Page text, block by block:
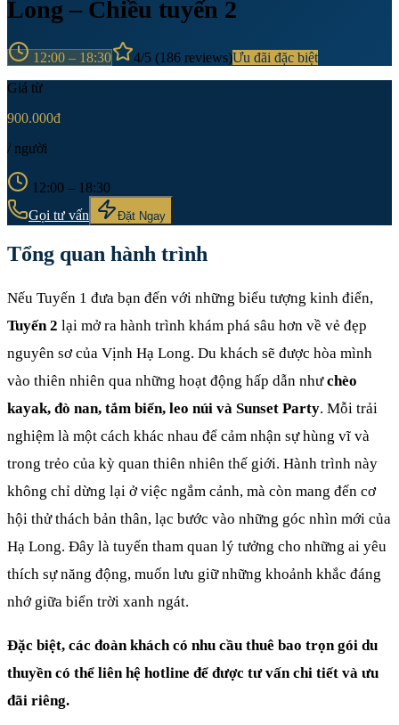
Long – Chiều tuyến 2
12:00 – 18:30 4/5 (186 reviews)Ưu đãi đặc biệt
Giá từ
900.000đ
/ người
12:00 – 18:30
Gọi tư vấn
Đặt Ngay
Tổng quan hành trình
Nếu Tuyến 1 đưa bạn đến với những biểu tượng kinh điển,
Tuyến 2 lại mở ra hành trình khám phá sâu hơn về vẻ đẹp
nguyên sơ của Vịnh Hạ Long. Du khách sẽ được hòa mình
vào thiên nhiên qua những hoạt động hấp dẫn nhưchèo
kayak, đò nan, tắm biển, leo núi và Sunset Party. Mỗi trải
nghiệm là một cách khác nhau để cảm nhận sự hùng vĩ và
trong trẻo của kỳ quan thiên nhiên thế giới. Hành trình này
không chỉ dừng lại ở việc ngắm cảnh, mà còn mang đến cơ
hội thử thách bản thân, lạc bước vào những góc nhìn mới của
Hạ Long. Đây là tuyến tham quan lý tưởng cho những ai yêu
thích sự năng động, muốn lưu giữ những khoảnh khắc đáng
nhớ giữa biển trời xanh ngát.
Đặc biệt, các đoàn khách có nhu cầu thuê bao trọn gói du
thuyền có thể liên hệ hotline để được tư vấn chi tiết và ưu
đãi riêng.